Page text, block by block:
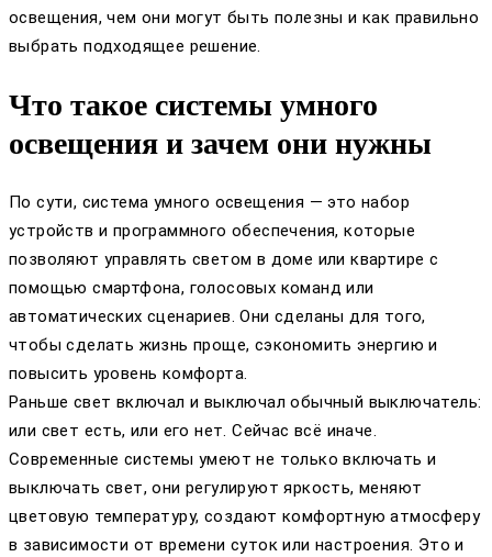
освещения, чем они могут быть полезны и как правильно
выбрать подходящее решение.
Что такое системы умного
освещения и зачем они нужны
По сути, система умного освещения — это набор
устройств и программного обеспечения, которые
позволяют управлять светом в доме или квартире с
помощью смартфона, голосовых команд или
автоматических сценариев. Они сделаны для того,
чтобы сделать жизнь проще, сэкономить энергию и
повысить уровень комфорта.
Раньше свет включал и выключал обычный выключатель:
или свет есть, или его нет. Сейчас всё иначе.
Современные системы умеют не только включать и
выключать свет, они регулируют яркость, меняют
цветовую температуру, создают комфортную атмосферу
в зависимости от времени суток или настроения. Это и